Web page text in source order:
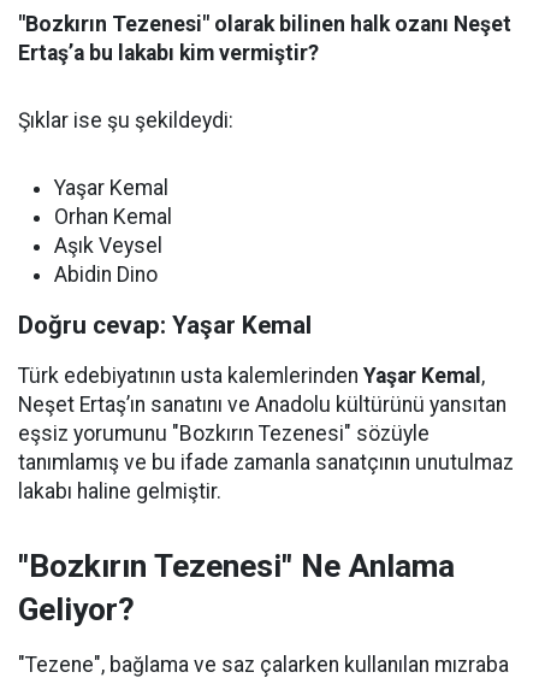
"Bozkırın Tezenesi" olarak bilinen halk ozanı Neşet
Ertaş’a bu lakabı kim vermiştir?
Şıklar ise şu şekildeydi:
Yaşar Kemal
Orhan Kemal
Aşık Veysel
Abidin Dino
Doğru cevap: Yaşar Kemal
Türk edebiyatının usta kalemlerinden Yaşar Kemal ,
Neşet Ertaş’ın sanatını ve Anadolu kültürünü yansıtan
eşsiz yorumunu "Bozkırın Tezenesi" sözüyle
tanımlamış ve bu ifade zamanla sanatçının unutulmaz
lakabı haline gelmiştir.
"Bozkırın Tezenesi" Ne Anlama
Geliyor?
"Tezene", bağlama ve saz çalarken kullanılan mızraba